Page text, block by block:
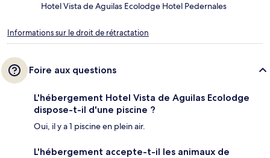
Hotel Vista de Aguilas Ecolodge Hotel Pedernales
Informations sur le droit de rétractation
Foire aux questions
L'hébergement Hotel Vista de Aguilas Ecolodge
dispose-t-il d'une piscine ?
Oui, il y a 1 piscine en plein air.
L'hébergement accepte-t-il les animaux de